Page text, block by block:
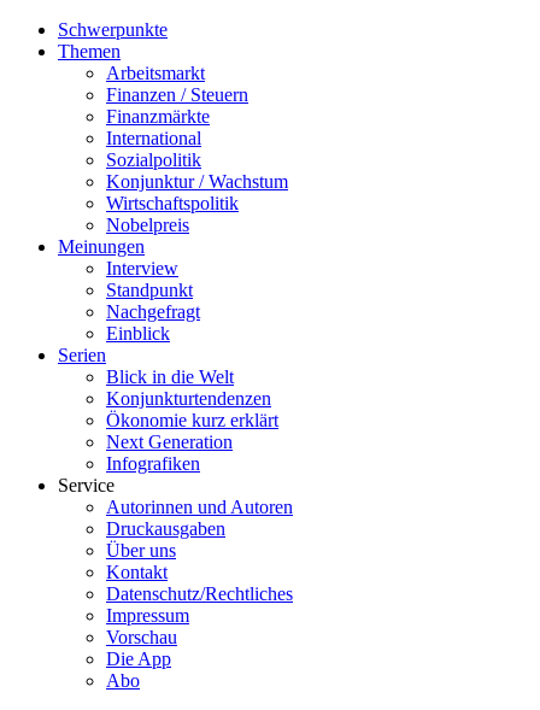
Schwerpunkte
Themen
Arbeitsmarkt
Finanzen / Steuern
Finanzmärkte
International
Sozialpolitik
Konjunktur / Wachstum
Wirtschaftspolitik
Nobelpreis
Meinungen
Interview
Standpunkt
Nachgefragt
Einblick
Serien
Blick in die Welt
Konjunkturtendenzen
Ökonomie kurz erklärt
Next Generation
Infografiken
Service
Autorinnen und Autoren
Druckausgaben
Über uns
Kontakt
Datenschutz/Rechtliches
Impressum
Vorschau
Die App
Abo